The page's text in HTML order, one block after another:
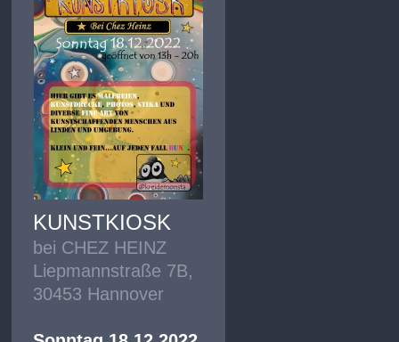
KUNSTKIOSK
bei CHEZ HEINZ
Liepmannstraße 7B,
30453 Hannover